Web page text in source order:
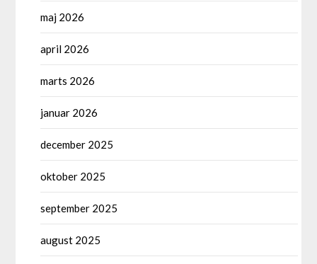
maj 2026
april 2026
marts 2026
januar 2026
december 2025
oktober 2025
september 2025
august 2025